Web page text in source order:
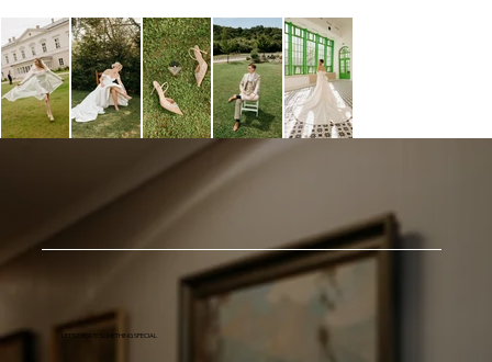
LET'S CREATE SOMETHING SPECIAL